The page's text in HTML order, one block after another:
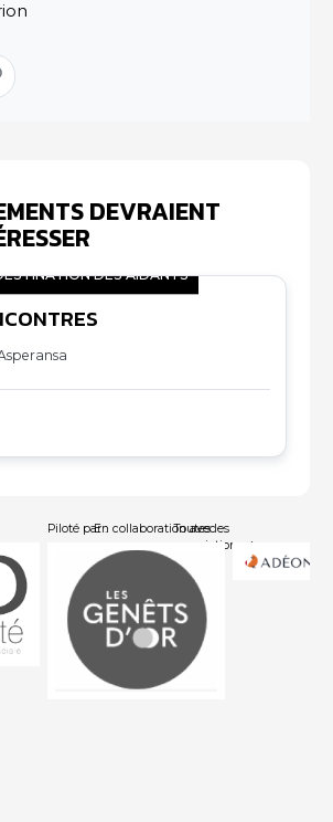
DEVRAIENT
DES AIDANTS
Piloté par :En collaboration avec :
Toutes les
associations